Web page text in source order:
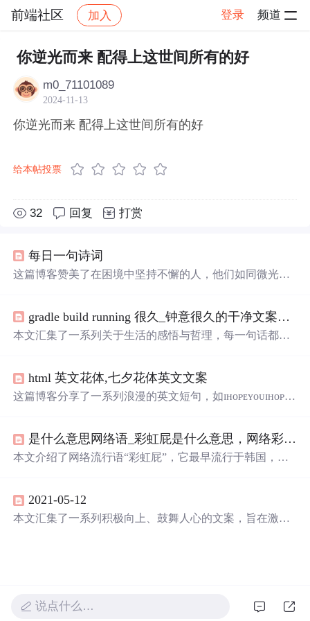
前端社区 加入 登录 频道
社区 前端社区 感慨 帖子详情
你逆光而来 配得上这世间所有的好
m0_71101089
2024-11-13
你逆光而来 配得上这世间所有的好
给本帖投票
32 回复 打赏
每日一句诗词
这篇博客赞美了在困境中坚持不懈的人，他们如同微光，
成为照亮世界的光。
gradle build running 很久_钟意很久的干净文案语录
本文汇集了一系列关于生活的感悟与哲理，每一句话都是
及如何寻找生活中的小确幸。
html 英文花体,七夕花体英文文案
这篇博客分享了一系列浪漫的英文短句，如ɪʜᴏᴘᴇʏᴏᴜɪʜᴏᴘᴇʏ
媒体上的文案。文章结尾提醒读者将作者设为星标，不错
过每期更新。
是什么意思网络语_彩虹屁是什么意思，网络彩虹屁夸人语录大全，彩虹屁是什么梗...
本文介绍了网络流行语“彩虹屁”，它最早流行于韩国，原
2021-05-12
本文汇集了一系列积极向上、鼓舞人心的文案，旨在激励
说点什么…